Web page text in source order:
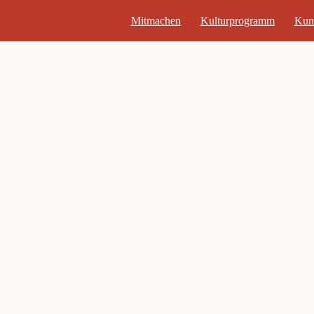
Mitmachen Kulturprogramm